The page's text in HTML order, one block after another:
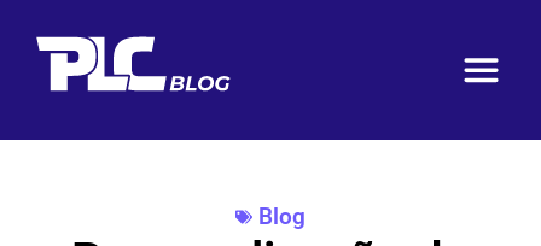
Blog